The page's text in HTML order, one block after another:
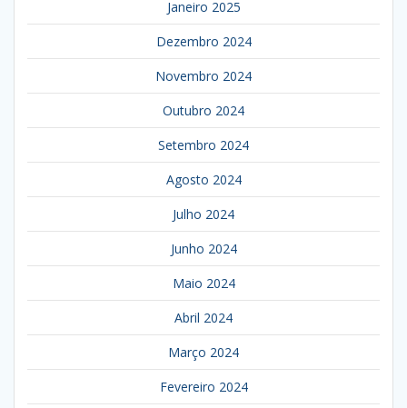
Janeiro 2025
Dezembro 2024
Novembro 2024
Outubro 2024
Setembro 2024
Agosto 2024
Julho 2024
Junho 2024
Maio 2024
Abril 2024
Março 2024
Fevereiro 2024